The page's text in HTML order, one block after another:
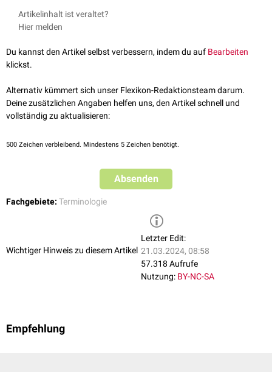
Artikelinhalt ist veraltet?
Hier melden
Du kannst den Artikel selbst verbessern, indem du auf Bearbeiten
klickst.
Alternativ kümmert sich unser Flexikon-Redaktionsteam darum.
Deine zusätzlichen Angaben helfen uns, den Artikel schnell und
vollständig zu aktualisieren:
500 Zeichen verbleibend. Mindestens 5 Zeichen benötigt.
Absenden
Fachgebiete: Terminologie
Wichtiger Hinweis zu diesem Artikel
Letzter Edit:
21.03.2024, 08:58
57.318 Aufrufe
Nutzung: BY-NC-SA
Empfehlung